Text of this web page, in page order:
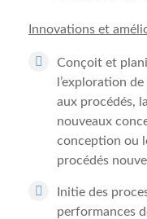
Innovations et
Conçoit et
l’exploration
aux procédés,
nouveaux
conception ou
procédés
Initie des
performances